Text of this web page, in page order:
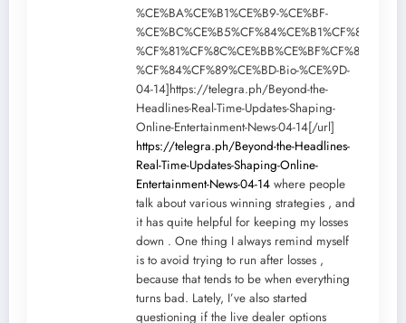
%CE%BA%CE%B1%CE%B9-%CE%BF-
%CF%81%CF%8C%CE%BB%CE%BF%CF%82-
%CF%84%CF%89%CE%BD-Bio-%CE%9D-
04-14]https://telegra.ph/Beyond-the-
Headlines-Real-Time-Updates-Shaping-
Online-Entertainment-News-04-14[/url]
https://telegra.ph/Beyond-the-Headlines-
Real-Time-Updates-Shaping-Online-
Entertainment-News-04-14 where people
talk about various winning strategies , and
it has quite helpful for keeping my losses
down . One thing I always remind myself
is to avoid trying to run after losses ,
because that tends to be when everything
turns bad. Lately, I’ve also started
questioning if the live dealer options